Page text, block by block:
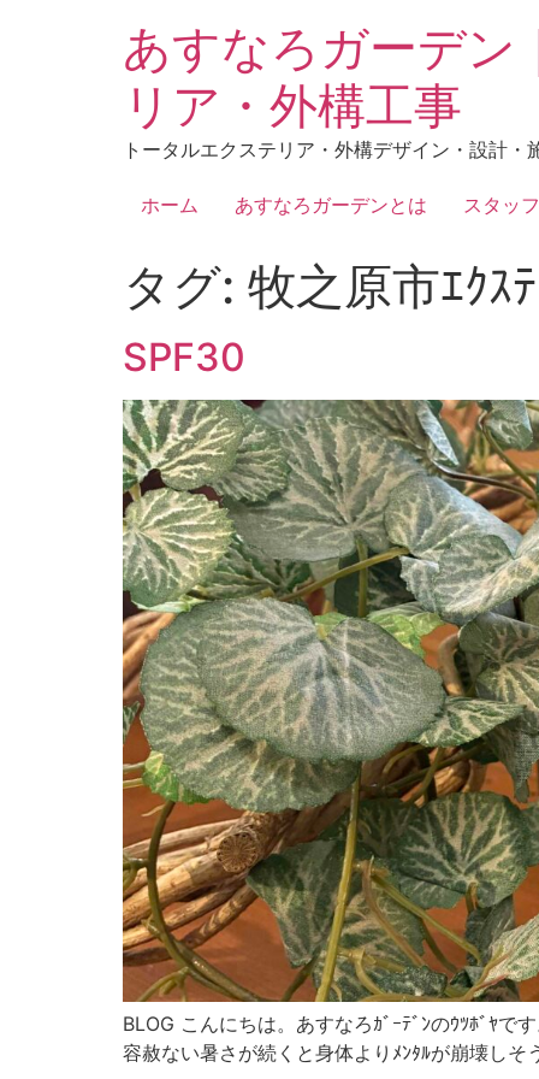
あすなろガーデン
リア・外構工事
トータルエクステリア・外構デザイン・設計・
ホーム あすなろガーデンとは スタッフ
タグ: 牧之原市ｴｸｽ
SPF30
BLOG こんにちは。あすなろｶﾞｰﾃﾞﾝのｳﾂﾎﾞﾔ
容赦ない暑さが続くと身体よりﾒﾝﾀﾙが崩壊し